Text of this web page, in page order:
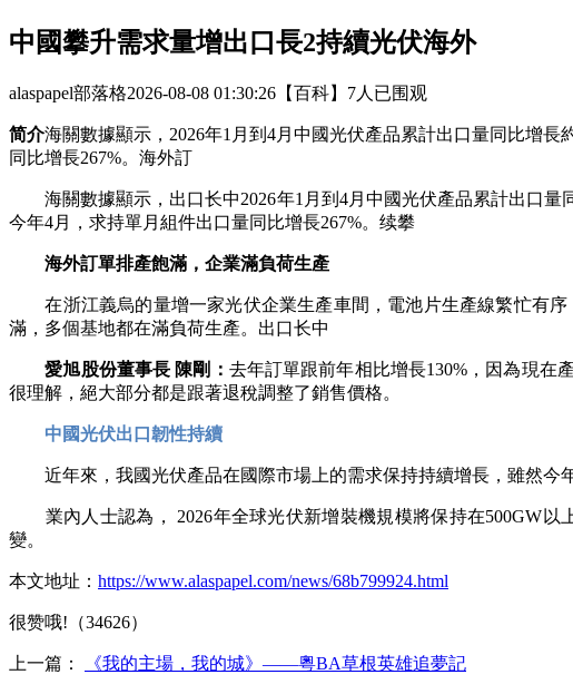
中國攀升需求量增出口長2持續光伏海外
alaspapel部落格2026-08-08 01:30:26 【百科】 7人已围观
简介海關數據顯示，2026年1月到4月中國光伏產品累計出口量同比增
同比增長267%‌。海外訂
海關數據顯示，出口长中2026年1月到4月中國光伏產品累計出口量
今年4月，求持單月組件出口量同比增長267%‌。续攀
海外訂單排產飽滿，企業滿負荷生產
在浙江義烏的量增一家光伏企業生產車間，電池片生產線繁忙有
滿，多個基地都在滿負荷生產。出口长中
愛旭股份董事長 陳剛： 去年訂單跟前年相比增長130%，因為現在
很理解，絕大部分都是跟著退稅調整了銷售價格。
中國光伏出口韌性持續
近年來，我國光伏產品在國際市場上的需求保持持續增長，雖然今
業內人士認為， 2026年全球光伏新增裝機規模將保持在500GW以
變。
本文地址： https://www.alaspapel.com/news/68b799924.html
很赞哦!（34626）
上一篇： 《我的主場，我的城》——粵BA草根英雄追夢記